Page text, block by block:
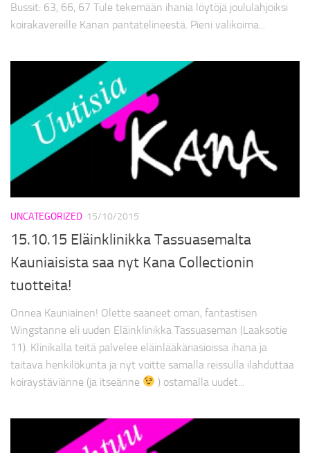
Bussit: 63, 66, 67 Tule tekemään ihania löytöjä joululahjoiksi
koirakavereille Kanan pantatelineestä. Pieni valikoima...
UNCATEGORIZED 15/10/2015
15.10.15 Eläinklinikka Tassuasemalta
Kauniaisista saa nyt Kana Collectionin
tuotteita!
Onnea Kauniainen! Olette saaneet oman, fantastisen
Wingstanne eli uuden Eläinklinikka Tassuaseman (Laaksotie
11). Klinikalla teitä palvelee eläinlääkäriasioissa ihana ja
taitava henkilökunta ja nyt voitte samalla reissulla ilahduttaa
koiraystäviänne (ja itseänne
) ostamalla uudet...